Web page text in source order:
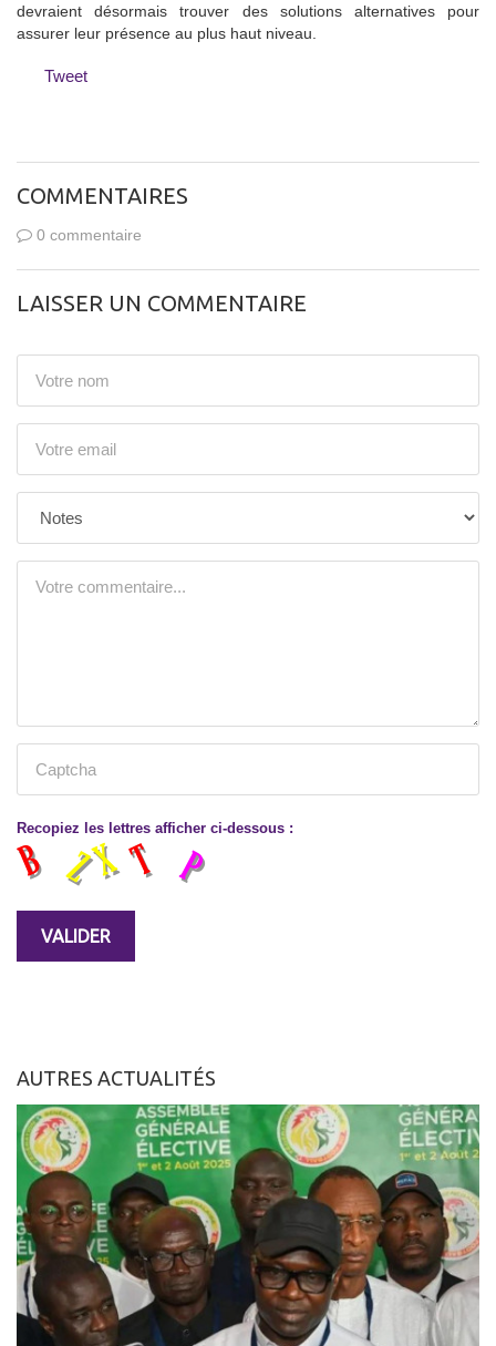
devraient désormais trouver des solutions alternatives pour
assurer leur présence au plus haut niveau.
Tweet
COMMENTAIRES
0 commentaire
LAISSER UN COMMENTAIRE
Recopiez les lettres afficher ci-dessous :
AUTRES ACTUALITÉS